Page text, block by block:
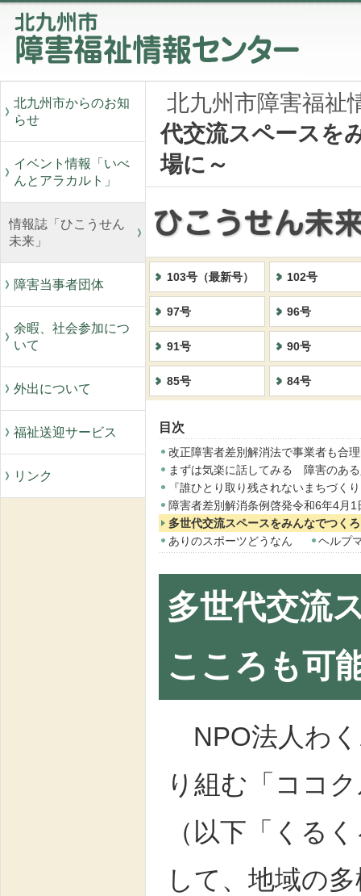
北九州市からのお知
らせ
イベント情報「いべ
んとアラカルト」
情報誌「ひこうせん
未来」
障害当事者団体
余暇、社会参加につ
いて
外出について
福祉送迎サービス
リンク
北九州市障害福祉
代交流スペースを
場に～
103号（最新号） 102号
97号 96号
91号 90号
85号 84号
目次
改正障害者差別解消法で事業者も合
まずは気楽に話してみる 障害のあ
『誰ひとり取り残されないまちづく
障害者差別解消条例啓発令和6年4月
多世代交流スペースをみんなでつく
ありのスポーツどうなん
ヘルプ
多世代交流
こころも可
NPO法人わ
り組む「ココ
（以下「くる
して、地域の